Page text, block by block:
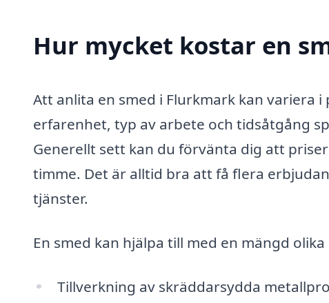
Hur mycket kostar en
Att anlita en smed i Flurkmark kan variera
erfarenhet, typ av arbete och tidsåtgång
Generellt sett kan du förvänta dig att
timme. Det är alltid bra att få flera
tjänster.
En smed kan hjälpa till med en mängd
Tillverkning av skräddarsydda